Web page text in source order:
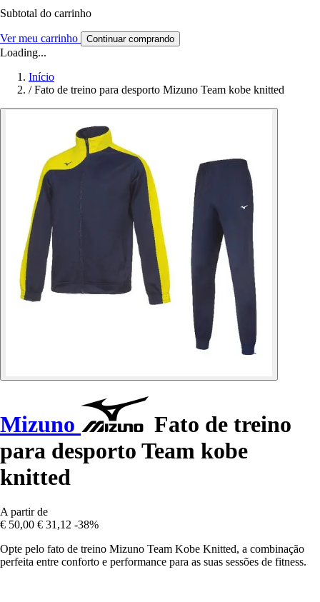
Subtotal do carrinho
Ver meu carrinho Continuar comprando
Loading...
Início
/ Fato de treino para desporto Mizuno Team kobe knitted
Mizuno
Fato de treino
para desporto Team kobe
knitted
A partir de
€ 50,00 € 31,12 -38%
Opte pelo fato de treino Mizuno Team Kobe Knitted, a combinação
perfeita entre conforto e performance para as suas sessões de fitness.